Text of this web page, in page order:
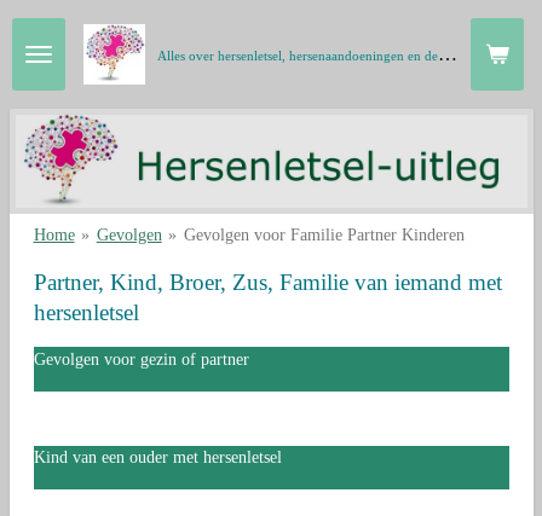
Ga
direct
naar
hoofdinhoud
A
lles over hersenletsel, hersenaandoeningen en de hersenen in gewone taal
Home » Gevolgen » Gevolgen voor Familie Partner Kinderen
Partner, Kind, Broer, Zus, Familie van iemand met
hersenletsel
Gevolgen voor gezin of partner
Kind van een ouder met hersenletsel